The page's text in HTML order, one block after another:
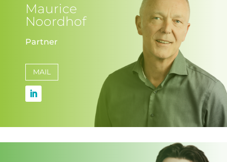
Maurice
Noordhof
Partner
MAIL